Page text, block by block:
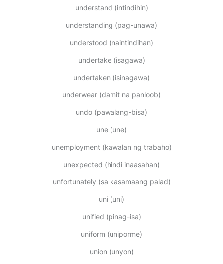
understand (intindihin)
understanding (pag-unawa)
understood (naintindihan)
undertake (isagawa)
undertaken (isinagawa)
underwear (damit na panloob)
undo (pawalang-bisa)
une (une)
unemployment (kawalan ng trabaho)
unexpected (hindi inaasahan)
unfortunately (sa kasamaang palad)
uni (uni)
unified (pinag-isa)
uniform (uniporme)
union (unyon)